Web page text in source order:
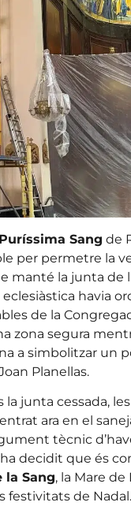
Sang de
per permetre la
manté la junta de
eclesiàstica havia
de la
zona segura
a simbolitzar un
Planellas.
junta cessada,
ara en el
tècnic
decidit que és
la Sang, la Mare de
festivitats de Nadal.